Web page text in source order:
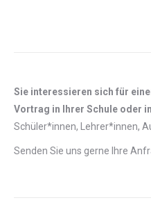
Sie interessieren sich für
Vortrag in Ihrer Schule oder
Schüler*innen, Lehrer*innen,
Senden Sie uns gerne Ihre